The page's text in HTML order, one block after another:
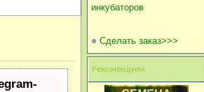
инкубаторов
Сделать заказ>>>
Рекомендуем